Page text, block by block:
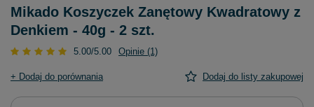
Mikado Koszyczek Zanętowy Kwadratowy z
Denkiem - 40g - 2 szt.
5.00/5.00 Opinie (1)
+ Dodaj do porównania Dodaj do listy zakupowej